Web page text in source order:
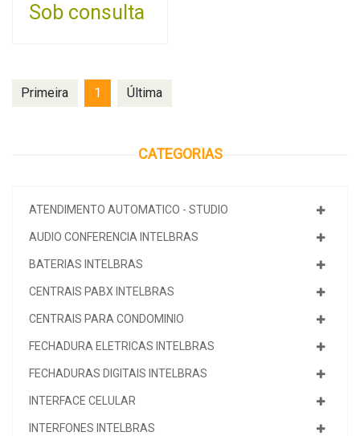
CATEGORIAS
ATENDIMENTO AUTOMATICO - STUDIO
AUDIO CONFERENCIA INTELBRAS
BATERIAS INTELBRAS
CENTRAIS PABX INTELBRAS
CENTRAIS PARA CONDOMINIO
FECHADURA ELETRICAS INTELBRAS
FECHADURAS DIGITAIS INTELBRAS
INTERFACE CELULAR
INTERFONES INTELBRAS
Sob consulta
Primeira 1 Última